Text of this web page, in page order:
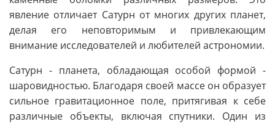
явление отличает Сатурн от многих других планет,
делая его неповторимым и привлекающим
внимание исследователей и любителей астрономии.
Сатурн - планета, обладающая особой формой -
шаровидностью. Благодаря своей массе он образует
сильное гравитационное поле, притягивая к себе
различные объекты, включая спутники. Один из